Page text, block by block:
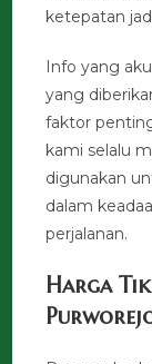
ketepatan
Info yang
yang
faktor
kami selalu
digunakan
dalam
perjalanan.
Harga